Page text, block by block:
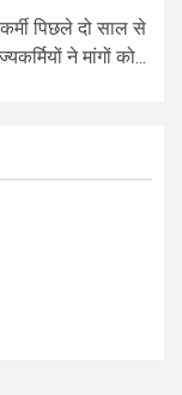
पिछले दो साल से
ने मांगों को...